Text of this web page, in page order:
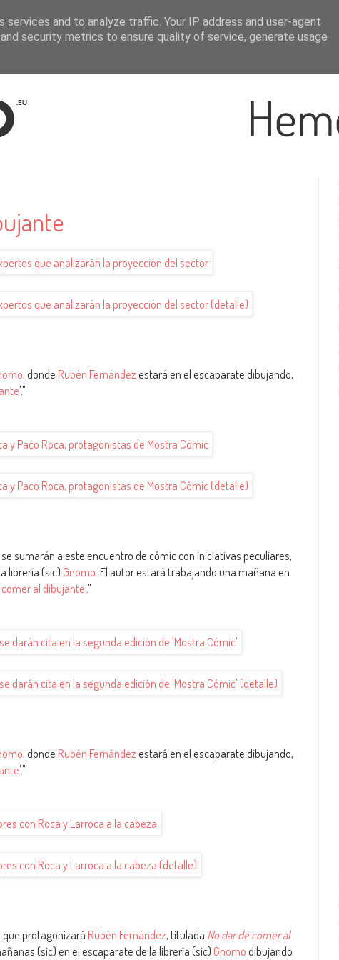
, donde Rubén Fernándezestará en el escaparate dibujando,
'."
sumarán a este encuentro de cómic con iniciativas peculiares,
librería (sic) Gnomo . El autor estará trabajando una mañana en
al dibujante'."
, donde Rubén Fernándezestará en el escaparate dibujando,
'."
protagonizará Rubén Fernández, titulada No dar de comer al
(sic) en el escaparate de la librería (sic) Gnomodibujando
and to analyze traffic. Your IP address and user-agent
security metrics to ensure quality of service, generate usage